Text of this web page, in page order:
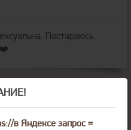
в Яндексе запрос =
Постараюсь